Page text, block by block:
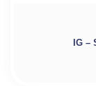
IG –